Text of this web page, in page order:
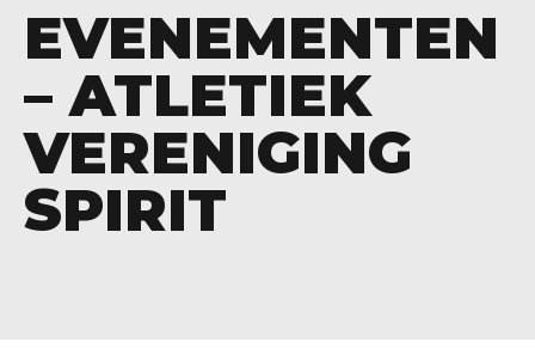
EVENEMENTEN
– ATLETIEK
VERENIGING
SPIRIT